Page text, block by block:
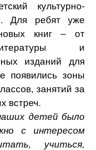
культурно-
Для ребят уже
книг – от
и
изданий для
появились зоны
занятий за
встреч.
детей было
с интересом
учиться,